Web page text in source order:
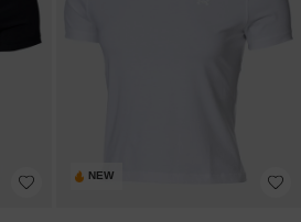
NEW